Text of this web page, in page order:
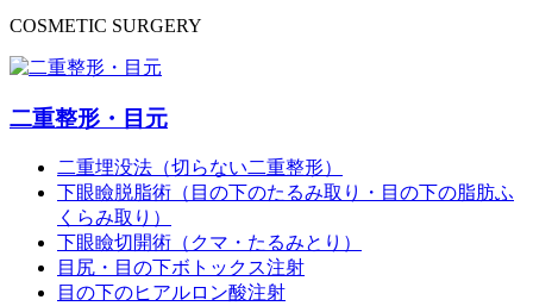
COSMETIC SURGERY
二重整形・目元
二重埋没法（切らない二重整形）
下眼瞼脱脂術（目の下のたるみ取り・目の下の脂肪ふ
くらみ取り）
下眼瞼切開術（クマ・たるみとり）
目尻・目の下ボトックス注射
目の下のヒアルロン酸注射